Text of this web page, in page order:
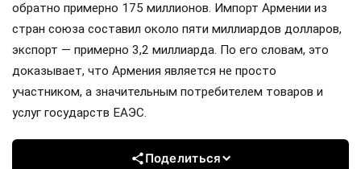
обратно примерно 175 миллионов. Импорт Армении из
стран союза составил около пяти миллиардов долларов,
экспорт — примерно 3,2 миллиарда. По его словам, это
доказывает, что Армения является не просто
участником, а значительным потребителем товаров и
услуг государств ЕАЭС.
Поделиться